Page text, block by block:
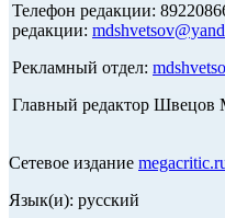
Телефон редакции:
редакции:
Рекламный отдел:
Главный редактор
Сетевое издание
Язык(и): русский